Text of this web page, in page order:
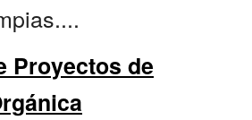
Proyectos de